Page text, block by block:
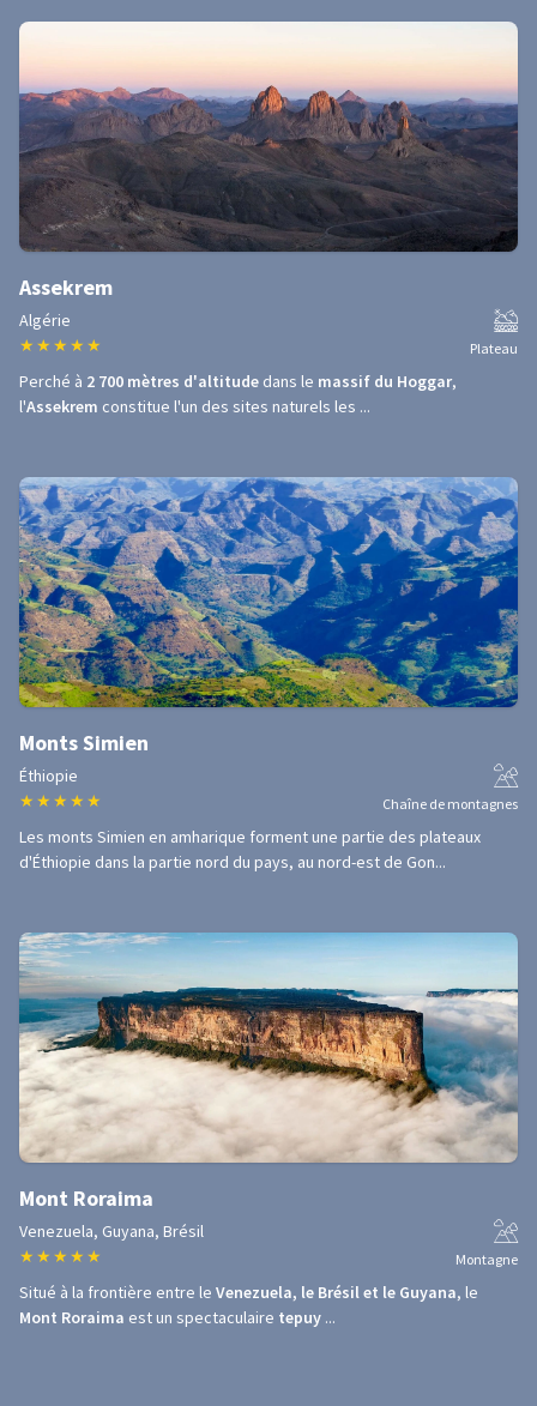
Assekrem
Algérie
★ ★ ★ ★ ★ Plateau
Perché à 2 700 mètres d'altitude dans le massif du Hoggar,
l'Assekrem constitue l'un des sites naturels les ...
Monts Simien
Éthiopie
★ ★ ★ ★ ★ Chaîne de montagnes
Les monts Simien en amharique forment une partie des plateaux
d'Éthiopie dans la partie nord du pays, au nord-est de Gon...
Mont Roraima
Venezuela, Guyana, Brésil
★ ★ ★ ★ ★ Montagne
Situé à la frontière entre le Venezuela, le Brésil et le Guyana, le
Mont Roraima est un spectaculaire tepuy ...